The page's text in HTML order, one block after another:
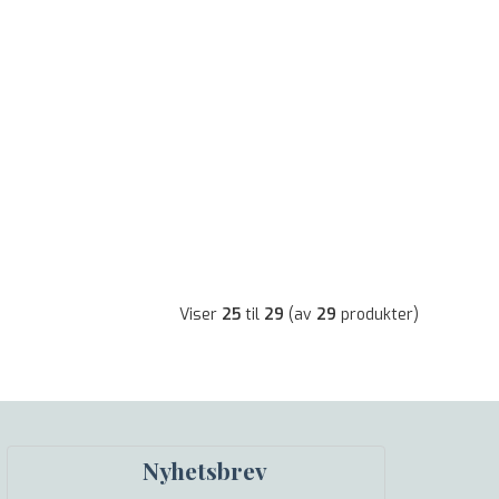
Viser 25 til 29 (av 29 produkter)
Nyhetsbrev